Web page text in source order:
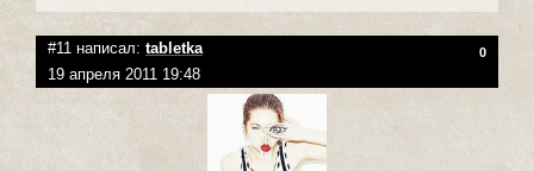
#11 написал: tabletka 0
19 апреля 2011 19:48